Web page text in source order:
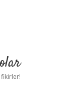
fikirler!